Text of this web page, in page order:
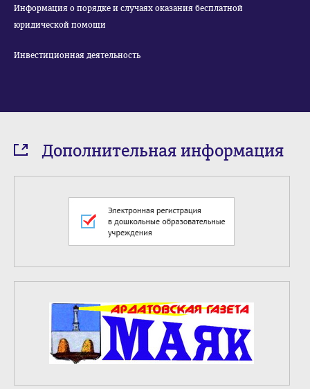
Информация о порядке и случаях оказания бесплатной
юридической помощи
Инвестиционная деятельность
Дополнительная информация